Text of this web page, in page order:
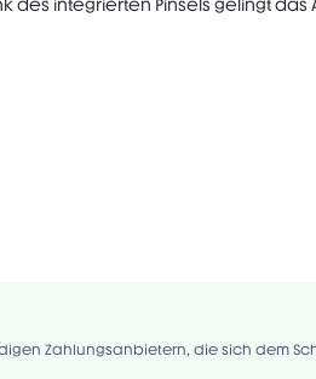
integrierten Pinsels gelingt das
DIMETHICONE,
TRIHYDROXYSTEARIN,
VP/HEXADECENE COPOLYMER,
Zahlungsanbietern, die sich dem